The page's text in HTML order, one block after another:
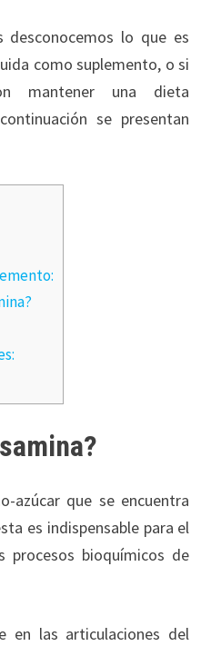
desconocemos lo que es
como suplemento, o si
mantener una dieta
se presentan
azúcar que se encuentra
es indispensable para el
procesos bioquímicos de
en las articulaciones del